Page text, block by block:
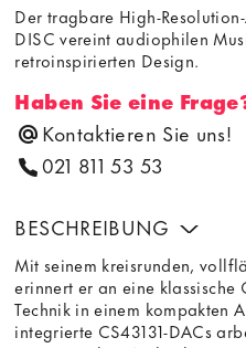
Der tragbare High-
DISC vereint audiophilen
retroinspirierten Design.
Haben Sie eine
Kontaktieren Sie uns!
021 811 53 53
BESCHREIBUNG
Mit seinem kreisrunden,
erinnert er an eine
Technik in einem kompakten
integrierte CS43131-DACs